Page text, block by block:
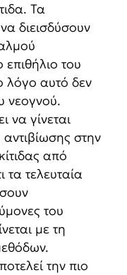
Τα
διεισδύσουν
του
λόγο αυτό δεν
νεογνού.
να γίνεται
στην
από
τα τελευταία
του
με τη
την πιο